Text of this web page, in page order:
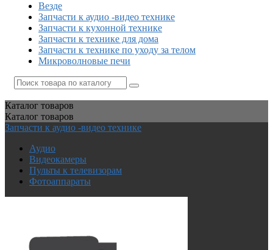
Везде
Запчасти к аудио -видео технике
Запчасти к кухонной технике
Запчасти к технике для дома
Запчасти к технике по уходу за телом
Микроволновые печи
Каталог товаров
Каталог товаров
Запчасти к аудио -видео технике
Аудио
Видеокамеры
Пульты к телевизорам
Фотоаппараты